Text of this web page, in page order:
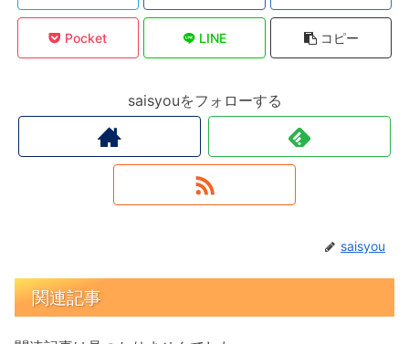
Pocket LINE コピー
saisyouをフォローする
saisyou
関連記事